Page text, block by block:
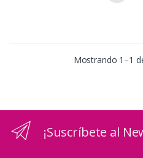
Mostrando 1–1
¡Suscríbete al